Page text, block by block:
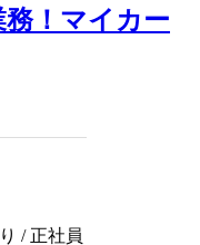
！マイカー
/ 正社員